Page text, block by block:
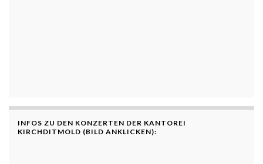
INFOS ZU DEN KONZERTEN DER KANTOREI
KIRCHDITMOLD (BILD ANKLICKEN):